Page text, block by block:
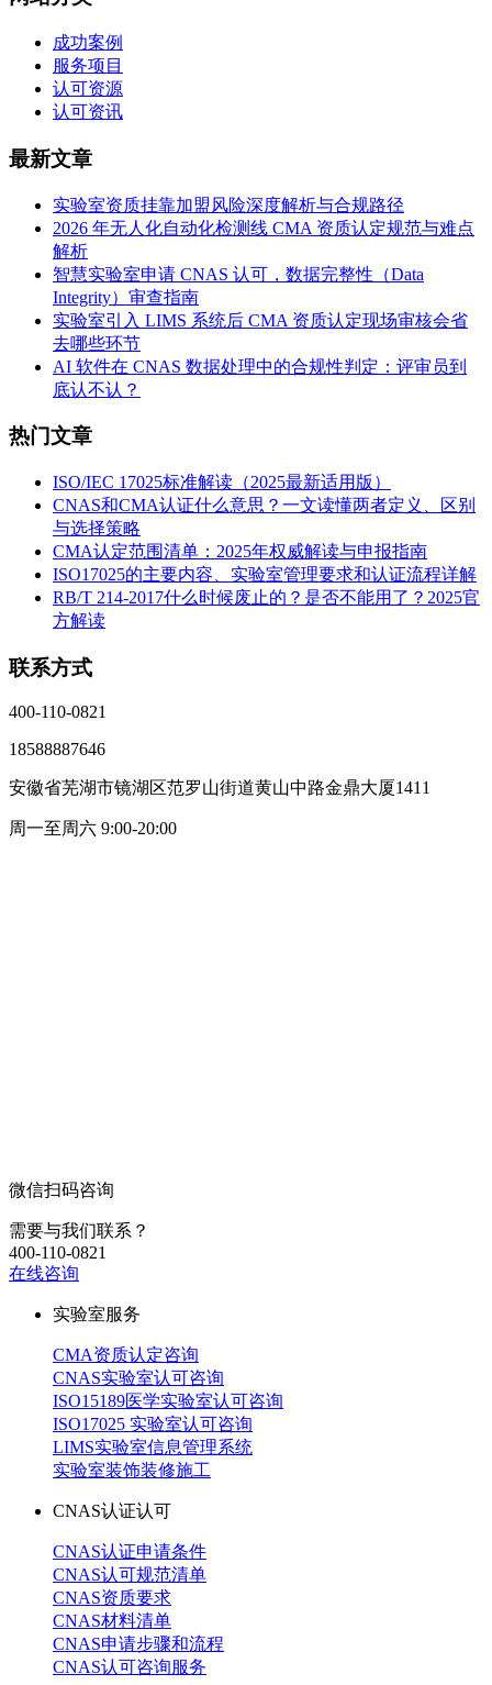
成功案例
服务项目
认可资源
认可资讯
最新文章
实验室资质挂靠加盟风险深度解析与合规路径
2026 年无人化自动化检测线 CMA 资质认定规范与难点
解析
智慧实验室申请 CNAS 认可，数据完整性（Data
Integrity）审查指南
实验室引入 LIMS 系统后 CMA 资质认定现场审核会省
去哪些环节
AI 软件在 CNAS 数据处理中的合规性判定：评审员到
底认不认？
热门文章
ISO/IEC 17025标准解读（2025最新适用版）
CNAS和CMA认证什么意思？一文读懂两者定义、区别
与选择策略
CMA认定范围清单：2025年权威解读与申报指南
ISO17025的主要内容、实验室管理要求和认证流程详解
RB/T 214-2017什么时候废止的？是否不能用了？2025官
方解读
联系方式
400-110-0821
18588887646
安徽省芜湖市镜湖区范罗山街道黄山中路金鼎大厦1411
周一至周六 9:00-20:00
微信扫码咨询
需要与我们联系？
400-110-0821
在线咨询
实验室服务
CMA资质认定咨询
CNAS实验室认可咨询
ISO15189医学实验室认可咨询
ISO17025 实验室认可咨询
LIMS实验室信息管理系统
实验室装饰装修施工
CNAS认证认可
CNAS认证申请条件
CNAS认可规范清单
CNAS资质要求
CNAS材料清单
CNAS申请步骤和流程
CNAS认可咨询服务